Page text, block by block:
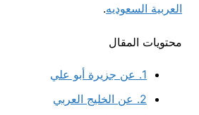
العربية السعوديه.
محتويات المقال
1. عن جزيرة أبو علي
2. عن الخليج العربي